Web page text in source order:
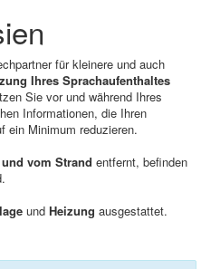
für kleinere und auch
Ihres Sprachaufenthaltes
Sie vor und während Ihres
Informationen, die Ihren
ein Minimum reduzieren.
vom Strand entfernt, befinden
und Heizung ausgestattet.